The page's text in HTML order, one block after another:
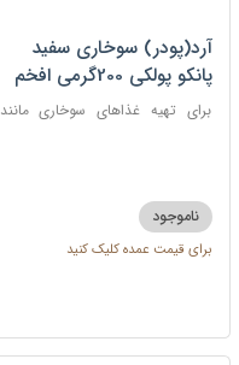
آرد(پودر) سوخاری سفید
پانکو پولکی 200گرمی افخم
برای تهیه غذاهای سوخاری مانند
ناموجود
برای قیمت عمده کلیک کنید